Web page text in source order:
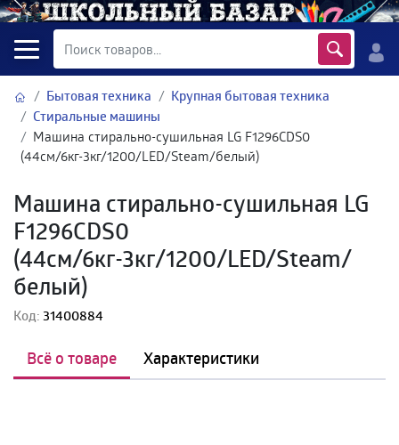
Бытовая техника
Крупная бытовая техника
Стиральные машины
Машина стирально-сушильная LG F1296CDS0
(44см/6кг-3кг/1200/LED/Steam/белый)
Машина стирально-сушильная LG
F1296CDS0
(44см/6кг-3кг/1200/LED/Steam/
белый)
Код:31400884
Всё о товаре Характеристики